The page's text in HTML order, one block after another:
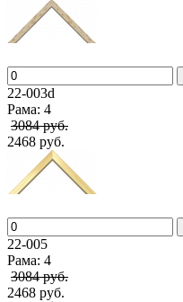
22-003d
Рама: 4
3084 руб.
2468 руб.
22-005
Рама: 4
3084 руб.
2468 руб.